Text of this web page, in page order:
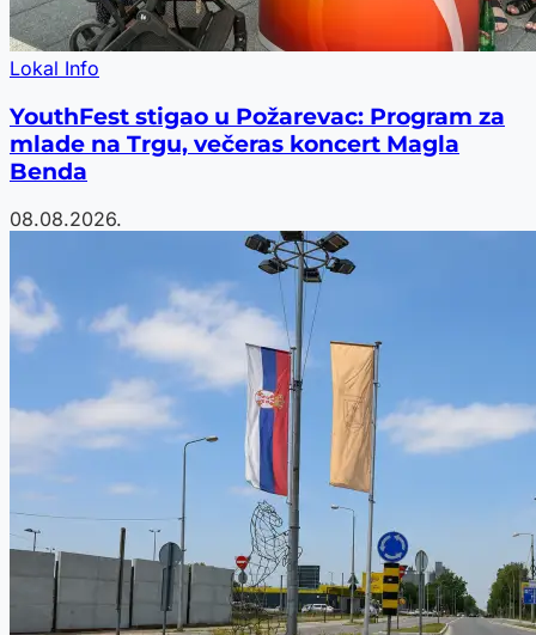
Lokal Info
YouthFest stigao u Požarevac: Program za
mlade na Trgu, večeras koncert Magla
Benda
08.08.2026.